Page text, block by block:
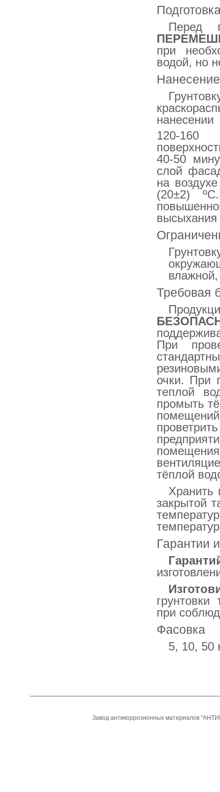
Перед
при
водой, но
Нанесение
120-160
40-50
слой
на
(20±2)
высыхания
Требовая
При
очки. При
теплой
промыть
тёплой
Хранить
закрытой
Гарантии
при
Фасовка
5, 10, 50
Завод антикоррозионных материалов